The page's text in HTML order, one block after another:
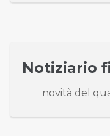
Notiziario
novità del